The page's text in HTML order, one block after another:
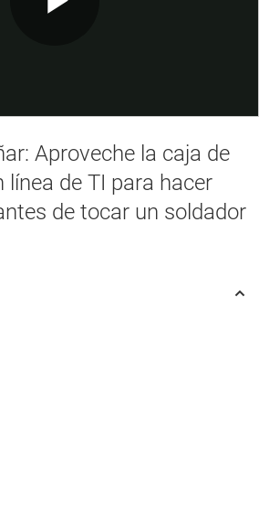
Video
Aproveche la caja de
línea de TI para hacer
de tocar un soldador